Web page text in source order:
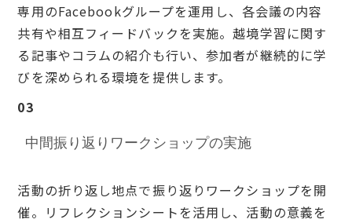
専用のFacebookグループを運用し、各会議の内容
共有や相互フィードバックを実施。越境学習に関す
る記事やコラムの紹介も行い、参加者が継続的に学
びを深められる環境を提供します。
03
中間振り返りワークショップの実施
活動の折り返し地点で振り返りワークショップを開
催。リフレクションシートを活用し、活動の意義を